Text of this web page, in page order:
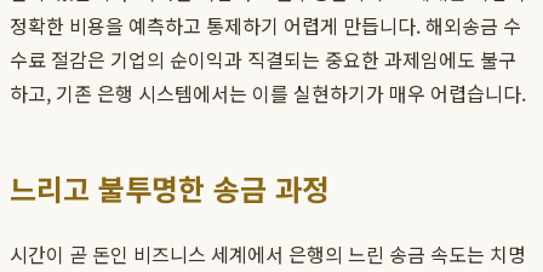
정확한 비용을 예측하고 통제하기 어렵게 만듭니다. 해외송금 수
수료 절감은 기업의 순이익과 직결되는 중요한 과제임에도 불구
하고, 기존 은행 시스템에서는 이를 실현하기가 매우 어렵습니다.
느리고 불투명한 송금 과정
시간이 곧 돈인 비즈니스 세계에서 은행의 느린 송금 속도는 치명